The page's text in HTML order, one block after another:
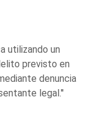
utilizando un
previsto en
denuncia
legal.''